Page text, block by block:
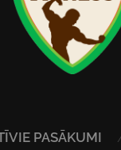
PASĀKUMI